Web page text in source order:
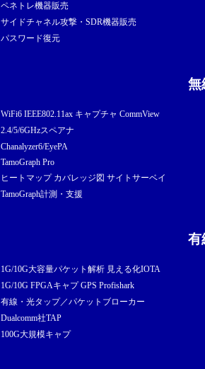
ペネトレ機器販売
サイドチャネル攻撃・SDR機器販売
パスワード復元
無
WiFi6 IEEE802.11ax キャプチャ CommView
2.4/5/6GHzスペアナ
Chanalyzer6/EyePA
TamoGraph Pro
ヒートマップ カバレッジ図 サイトサーベイ
TamoGraph計測・支援
有
1G/10G大容量パケット解析 見える化IOTA
1G/10G FPGAキャプ GPS Profishark
有線・光タップ／パケットブローカー
Dualcomm社TAP
100G大規模キャプ